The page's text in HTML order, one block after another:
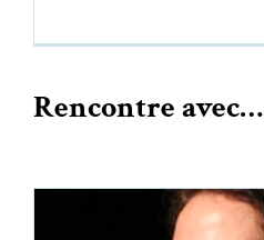
Rencontre avec…